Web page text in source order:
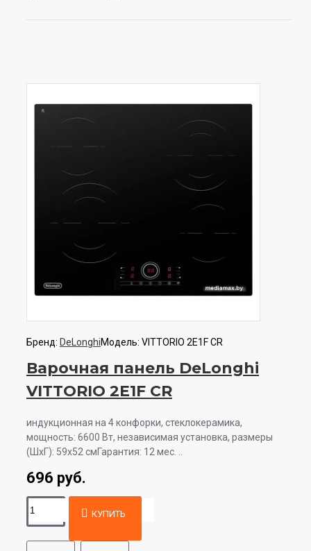
Бренд: DeLonghiМодель: VITTORIO 2E1F CR
Варочная панель DeLonghi
VITTORIO 2E1F CR
индукционная на 4 конфорки, cтеклокерамика,
мощность: 6600 Вт, независимая установка, размеры
(ШхГ): 59x52 смГарантия: 12 мес. ..
696 руб.
КУПИТЬ